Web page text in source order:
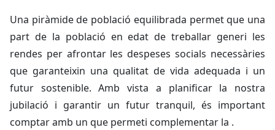
Una piràmide de població equilibrada permet que una
part de la població en edat de treballar generi les
rendes per afrontar les despeses socials necessàries
que garanteixin una qualitat de vida adequada i un
futur sostenible. Amb vista a planificar la nostra
jubilació i garantir un futur tranquil, és important
comptar amb un que permeti complementar la .